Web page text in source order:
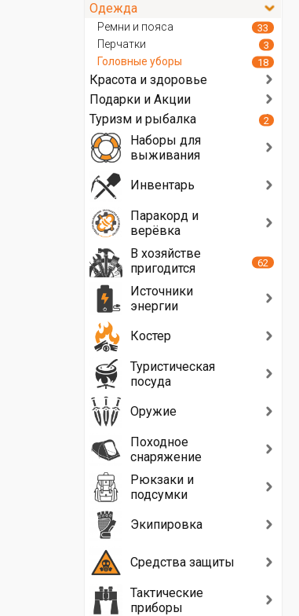
Одежда
Ремни и пояса 33
Перчатки 3
Головные уборы 18
Красота и здоровье
Подарки и Акции
Туризм и рыбалка
2
Наборы для
выживания
Инвентарь
Паракорд и
верёвка
В хозяйстве
пригодится
62
Источники
энергии
Костер
Туристическая
посуда
Оружие
Походное
снаряжение
Рюкзаки и
подсумки
Экипировка
Средства защиты
Тактические
приборы